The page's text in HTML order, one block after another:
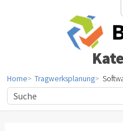
Home Tragwerksplanung